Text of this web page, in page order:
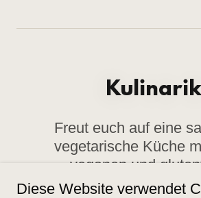
Kulinarik
Freut euch auf eine
vegetarische Küche
veganen und
Optionen.
Diese Website verwendet